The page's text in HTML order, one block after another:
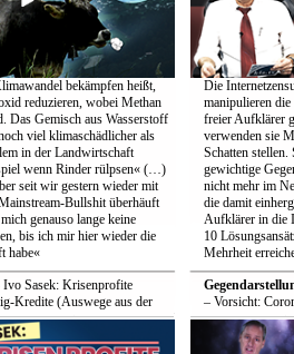
bekämpfen heißt,
reduzieren, wobei Methan
Das Gemisch aus Wasserstoff
viel klimaschädlicher als
in der Landwirtschaft
wenn Rinder rülpsen« (…)
seit wir gestern wieder mit
Bullshit überhäuft
genauso lange keine
bis ich mir hier wieder die
habe«
Die
manipulieren die
freier Aufklärer
verwenden sie
Schatten
gewichtige
nicht mehr im
die damit
Aufklärer in die
10
Mehrheit
Sasek: Krisenprofite
Kredite (Auswege aus der
– Vorsicht: